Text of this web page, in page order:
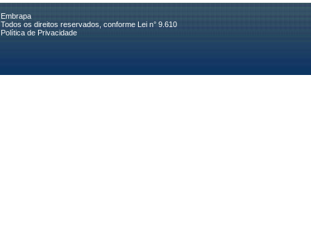
Embrapa
Todos os direitos reservados, conforme Lei n° 9.610
Política de Privacidade